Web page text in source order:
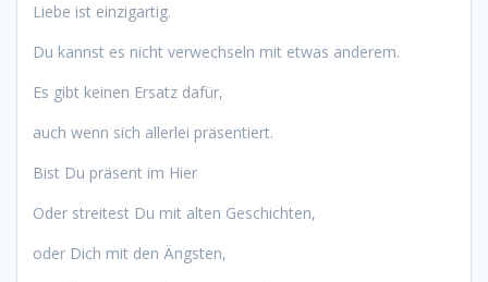
Liebe ist einzigartig.
Du kannst es nicht verwechseln mit etwas anderem.
Es gibt keinen Ersatz dafür,
auch wenn sich allerlei präsentiert.
Bist Du präsent im Hier
Oder streitest Du mit alten Geschichten,
oder Dich mit den Ängsten,